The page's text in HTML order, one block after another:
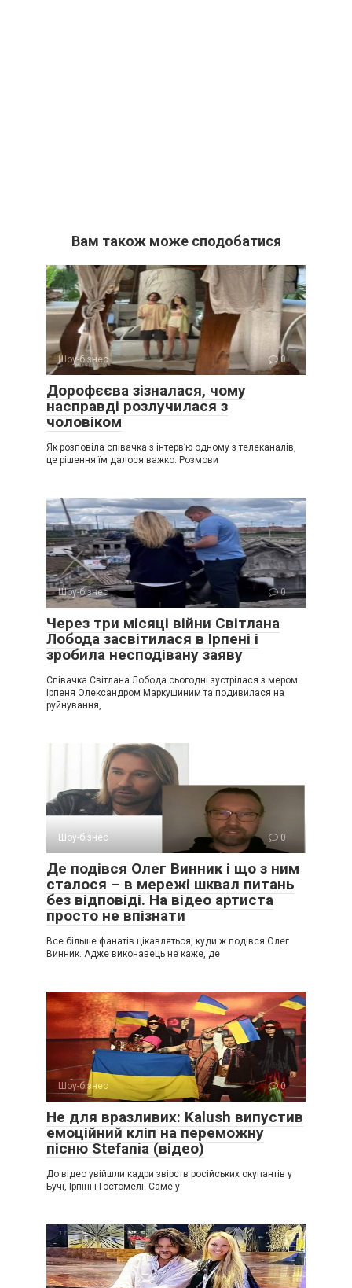
Вам також може сподобатися
Шоу-бізнес 0
Дорофєєва зізналася, чому
насправді розлучилася з
чоловіком
Як розповіла співачка з інтерв’ю одному з телеканалів,
це рішення їм далося важко. Розмови
Шоу-бізнес 0
Через три місяці війни Світлана
Лобода засвітилася в Ірпені і
зробила несподівану заяву
Співачка Світлана Лобода сьогодні зустрілася з мером
Ірпеня Олександром Маркушиним та подивилася на
руйнування,
Шоу-бізнес 0
Де подівся Олег Винник і що з ним
сталося – в мережі шквал питань
без відповіді. На відео артиста
просто не впізнати
Все більше фанатів цікавляться, куди ж подівся Олег
Винник. Адже виконавець не каже, де
Шоу-бізнес 0
Не для вразливих: Kalush випустив
емоційний кліп на переможну
пісню Stefania (відео)
До відео увійшли кадри звірств російських окупантів у
Бучі, Ірпіні і Гостомелі. Саме у